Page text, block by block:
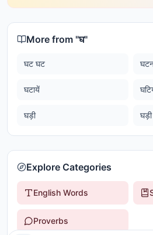
More from "घ"
घट घट
घटायें
घड़ी
Explore Categories
English Words
Proverbs